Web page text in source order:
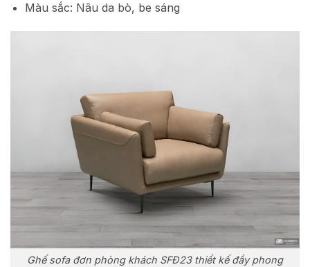
Màu sắc: Nâu da bò, be sáng
Ghế sofa đơn phòng khách SFĐ23 thiết kế đầy phong